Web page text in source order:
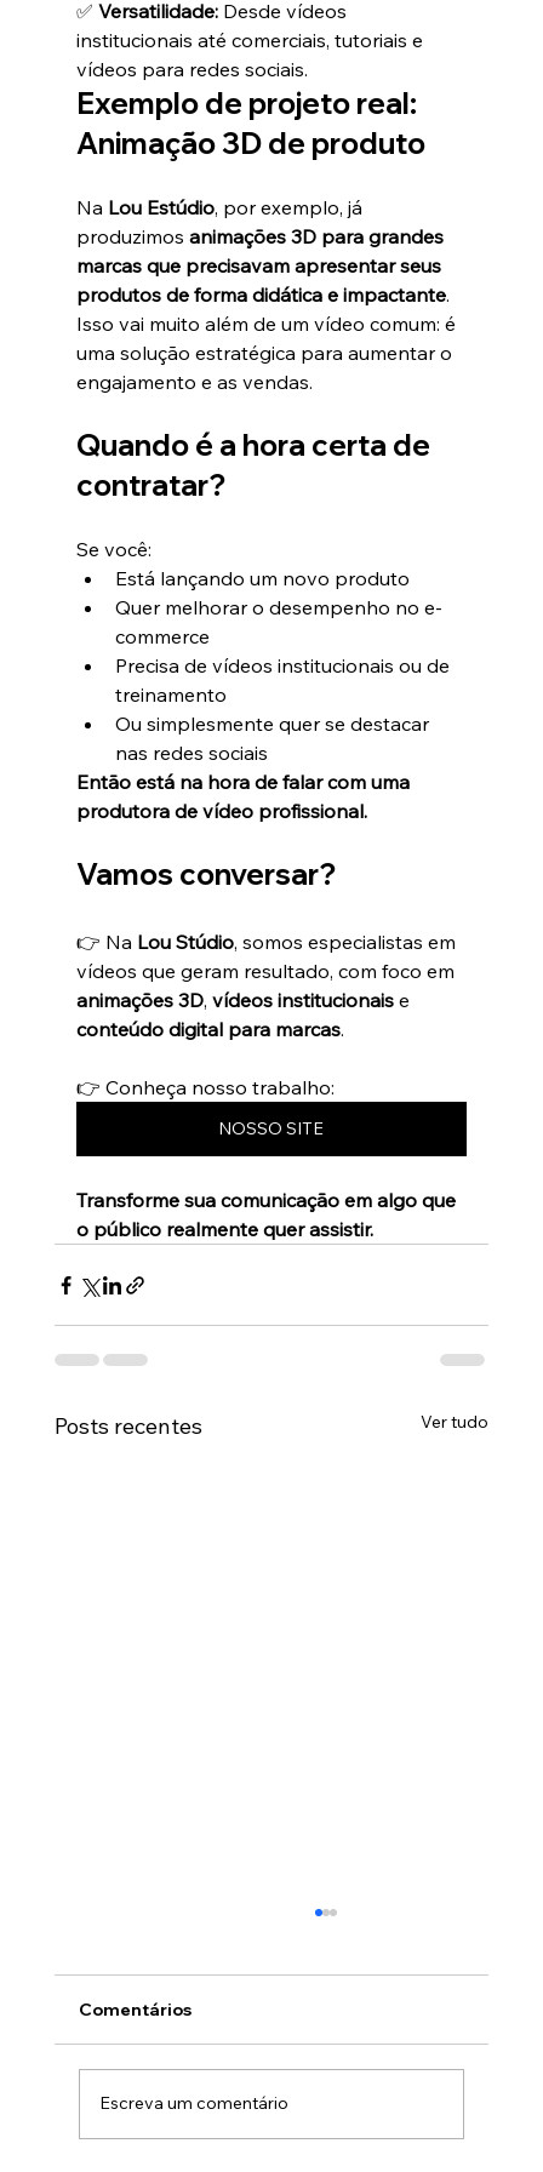
✅ Versatilidade: Desde vídeos
institucionais até comerciais, tutoriais e
vídeos para redes sociais.
Exemplo de projeto real:
Animação 3D de produto
Na Lou Estúdio, por exemplo, já
produzimos animações 3D para grandes
marcas que precisavam apresentar seus
produtos de forma didática e impactante.
Isso vai muito além de um vídeo comum: é
uma solução estratégica para aumentar o
engajamento e as vendas.
Quando é a hora certa de
contratar?
Se você:
Está lançando um novo produto
Quer melhorar o desempenho no e-
commerce
Precisa de vídeos institucionais ou de
treinamento
Ou simplesmente quer se destacar
nas redes sociais
Então está na hora de falar com uma
produtora de vídeo profissional.
Vamos conversar?
👉 Na Lou Stúdio, somos especialistas em
vídeos que geram resultado, com foco em
animações 3D, vídeos institucionais e
conteúdo digital para marcas.
👉 Conheça nosso trabalho:
NOSSO SITE
Transforme sua comunicação em algo que
o público realmente quer assistir.
Posts recentes Ver tudo
Comentários
Escreva um comentário